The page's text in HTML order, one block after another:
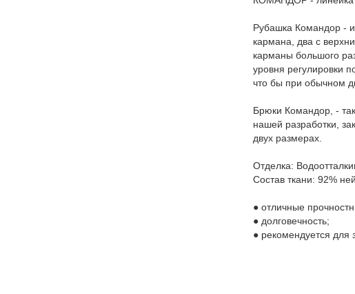
Рубашка Командор -
кармана, два с
карманы большого
уровня регулировки
что бы при обычном
Брюки Командор, -
нашей разработки,
двух размерах.
Отделка:
Состав ткани: 92%
● отличные
● долговечность;
● рекомендуется для